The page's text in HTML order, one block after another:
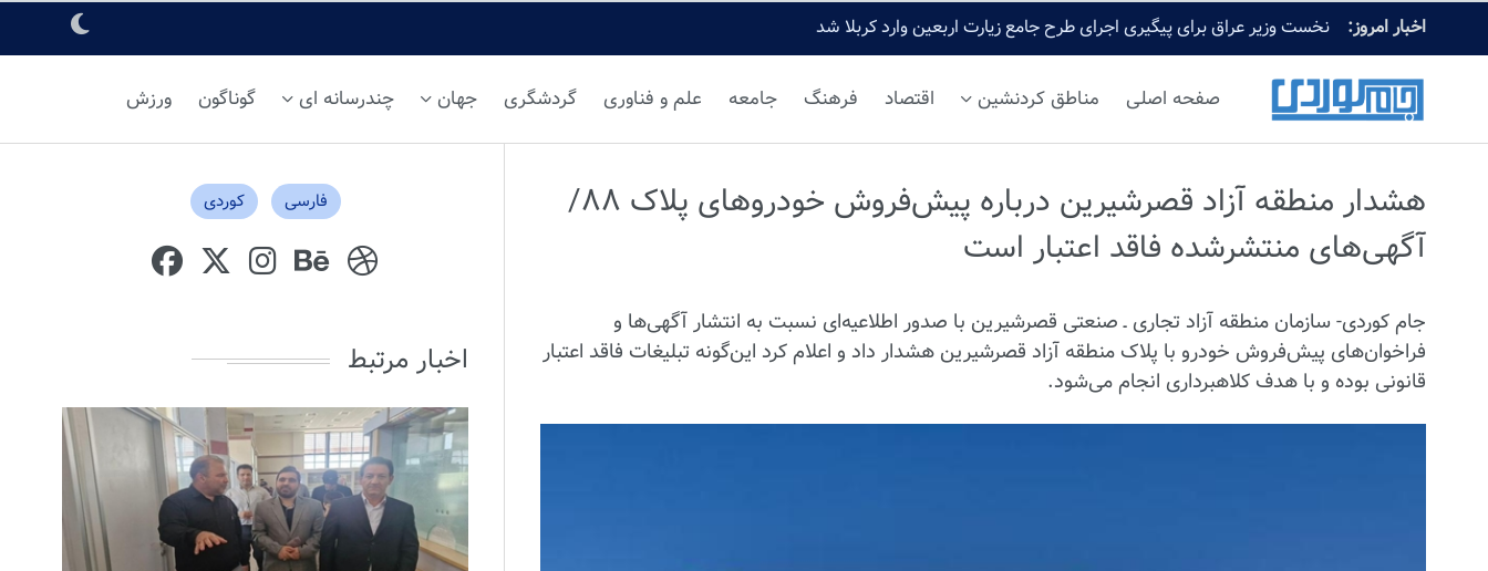
اخبار امروز:
نخست وزیر عراق برای پیگیری اجرای طرح جامع زیارت اربعین وارد کربلا شد
صفحه اصلی مناطق کردنشین اقتصاد فرهنگ جامعه علم و فناوری گردشگری جهان چندرسانه ای گوناگون ورزش
هشدار منطقه آزاد قصرشیرین درباره پیش‌فروش خودروهای پلاک ۸۸/
آگهی‌های منتشرشده فاقد اعتبار است
جام کوردی- سازمان منطقه آزاد تجاری ـ صنعتی قصرشیرین با صدور اطلاعیه‌ای نسبت به انتشار آگهی‌ها و
فراخوان‌های پیش‌فروش خودرو با پلاک منطقه آزاد قصرشیرین هشدار داد و اعلام کرد این‌گونه تبلیغات فاقد اعتبار
قانونی بوده و با هدف کلاهبرداری انجام می‌شود.
فارسی کوردی
اخبار مرتبط